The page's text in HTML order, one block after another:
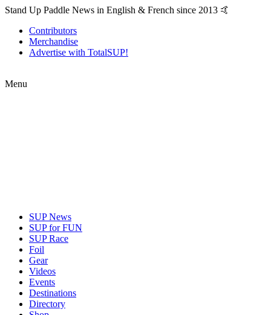
Stand Up Paddle News in English & French since 2013 🤙
Contributors
Merchandise
Advertise with TotalSUP!
Menu
SUP News
SUP for FUN
SUP Race
Foil
Gear
Videos
Events
Destinations
Directory